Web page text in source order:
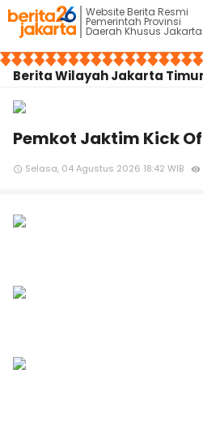
Website Berita Resmi
Pemerintah Provinsi
Daerah Khusus Jakarta
Berita Wilayah Jakarta Timur
Pemkot Jaktim Kick
access_time Selasa, 04 Agustus 2026 18:42 WIB remove_red_eye